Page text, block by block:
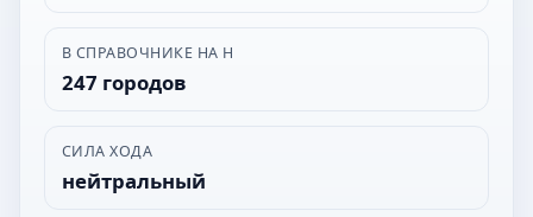
В СПРАВОЧНИКЕ НА Н
247 городов
СИЛА ХОДА
нейтральный